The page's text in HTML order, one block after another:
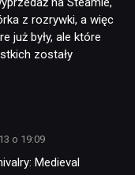
z rozrywki, a więc
już były, ale które
zostały
o 19:09
Medieval